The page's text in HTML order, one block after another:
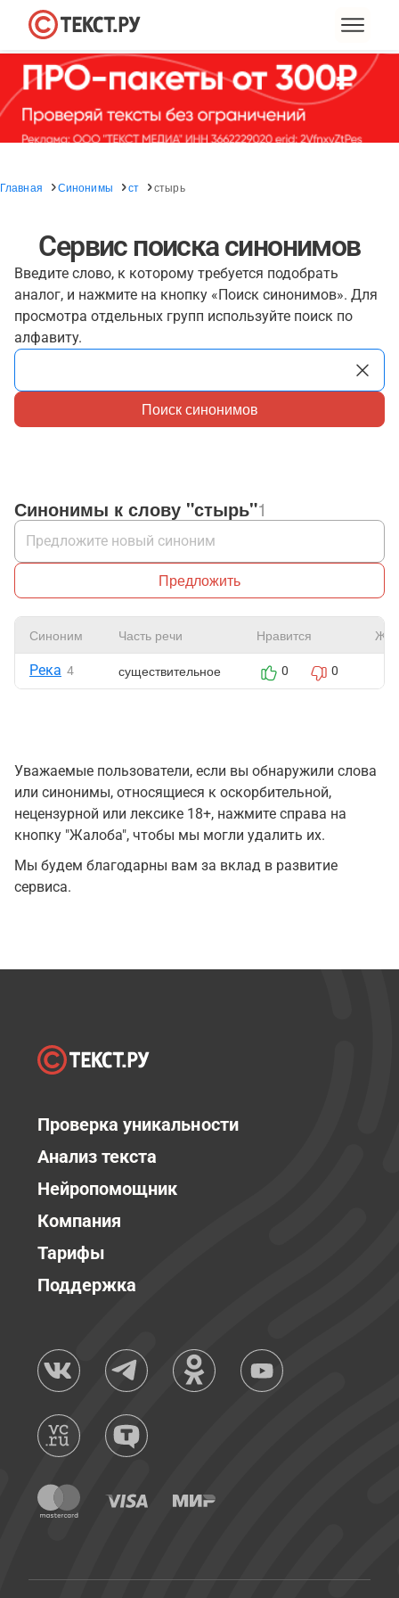
Главная Синонимы ст стырь
Сервис поиска синонимов
Введите слово, к которому требуется подобрать
аналог, и нажмите на кнопку «Поиск синонимов». Для
просмотра отдельных групп используйте поиск по
алфавиту.
Поиск синонимов
Синонимы к слову "стырь"1
Предложить
Синоним Часть речи Нравится
Река 4 существительное 0 0
Уважаемые пользователи, если вы обнаружили слова
или синонимы, относящиеся к оскорбительной,
нецензурной или лексике 18+, нажмите справа на
кнопку "Жалоба", чтобы мы могли удалить их.
Мы будем благодарны вам за вклад в развитие
сервиса.
Проверка уникальности
Анализ текста
Нейропомощник
Компания
Тарифы
Поддержка